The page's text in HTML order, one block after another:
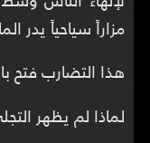
مزاراً سياحياً يدر
هذا التضارب فتح
لماذا لم يظهر